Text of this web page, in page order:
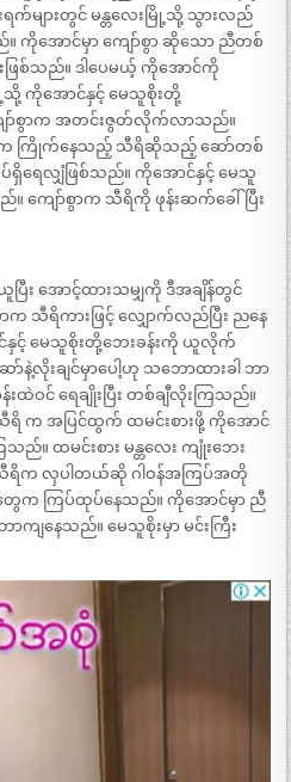
က်များတွင် မန္တလေးမြို့သို့ သွားလည်
ည်။ ကိုအောင်မှာ ကျော်စွာ ဆိုသော ညီတစ်
ြစ်သည်။ ဒါပေမယ့် ကိုအောင်ကို
သို့ ကိုအောင်နှင့် မေသူစိုးတို့
ော်စွာက အတင်းဇွတ်လိုက်လာသည်။
းထဲက ကြိုက်နေသည့် သီရိဆိုသည့် ဆော်တစ်
ရေလျှံဖြစ်သည်။ ကိုအောင်နှင့် မေသူ
ကျော်စွာက သီရိကို ဖုန်းဆက်ခေါ်ပြီး
ြီး အောင့်ထားသမျှကို ဒီအချိန်တွင်
သီရိကားဖြင့် လျှောက်လည်ပြီး ညနေ
င်နှင့် မေသူစိုးတို့ဘေးခန်းကို ယူလိုက်
းချင်မှာပေါ့ဟု သဘောထားခါ ဘာ
န်းထဲဝင် ရေချိုးပြီး တစ်ချီလိုးကြသည်။
ရိ က အပြင်ထွက် ထမင်းစားဖို့ ကိုအောင်
။ ထမင်းစား မန္တလေး ကျုံးဘေး
ရိက လှပါတယ်ဆို ဂါဝန်အကြပ်အတို
ေက ကြပ်ထုပ်နေသည်။ ကိုအောင်မှာ ညီ
ကျနေသည်။ မေသူစိုးမှာ မင်းကြီး